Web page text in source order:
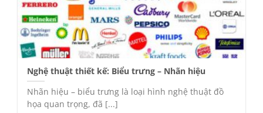
Nghệ thuật thiết kế: Biểu trưng – Nhãn hiệu
Nhãn hiệu – biểu trưng là loại hình nghệ thuật đồ
họa quan trọng, đã [...]